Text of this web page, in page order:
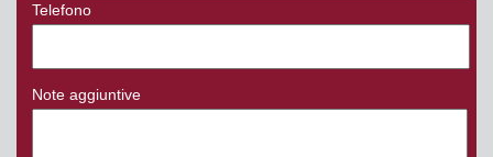
Telefono
Note aggiuntive